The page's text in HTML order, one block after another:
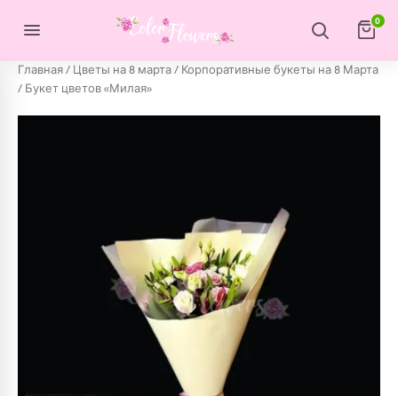
0
Главная/ Цветы на 8 марта/ Корпоративные букеты на 8 Марта
/ Букет цветов «Милая»